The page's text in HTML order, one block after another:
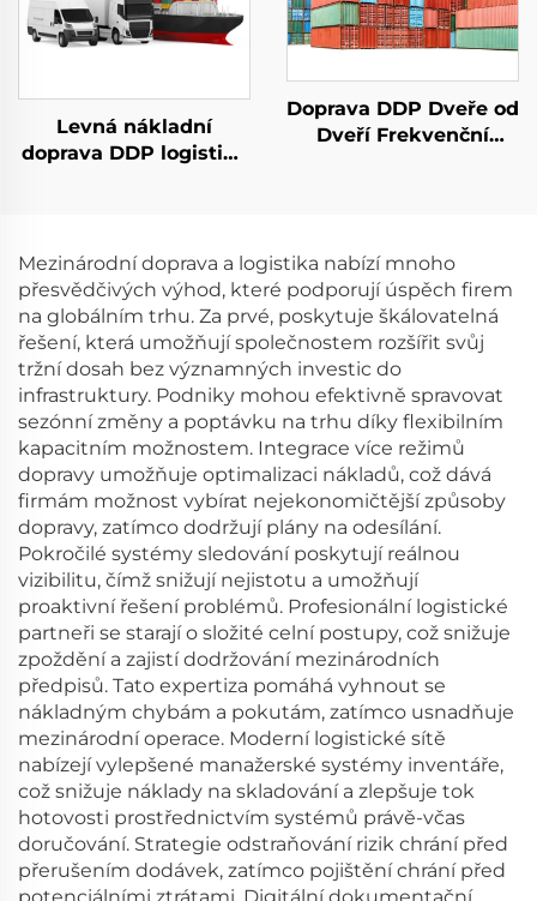
Levná nákladní
doprava DDP logistika
Španělska, Německa,
Francie, Portugalska,
expedice UPS DHL
Express Shipping
Agent
Doprava DDP Dveře od
Dveří Frekvenční
Mezinárodní doprava a logistika nabízí mnoho
přesvědčivých výhod, které podporují úspěch firem
na globálním trhu. Za prvé, poskytuje škálovatelná
řešení, která umožňují společnostem rozšířit svůj
tržní dosah bez významných investic do
infrastruktury. Podniky mohou efektivně spravovat
sezónní změny a poptávku na trhu díky flexibilním
kapacitním možnostem. Integrace více režimů
dopravy umožňuje optimalizaci nákladů, což dává
firmám možnost vybírat nejekonomičtější způsoby
dopravy, zatímco dodržují plány na odesílání.
Pokročilé systémy sledování poskytují reálnou
vizibilitu, čímž snižují nejistotu a umožňují
proaktivní řešení problémů. Profesionální logistické
partneři se starají o složité celní postupy, což snižuje
zpoždění a zajistí dodržování mezinárodních
předpisů. Tato expertiza pomáhá vyhnout se
nákladným chybám a pokutám, zatímco usnadňuje
mezinárodní operace. Moderní logistické sítě
nabízejí vylepšené manažerské systémy inventáře,
což snižuje náklady na skladování a zlepšuje tok
hotovosti prostřednictvím systémů právě-včas
doručování. Strategie odstraňování rizik chrání před
přerušením dodávek, zatímco pojištění chrání před